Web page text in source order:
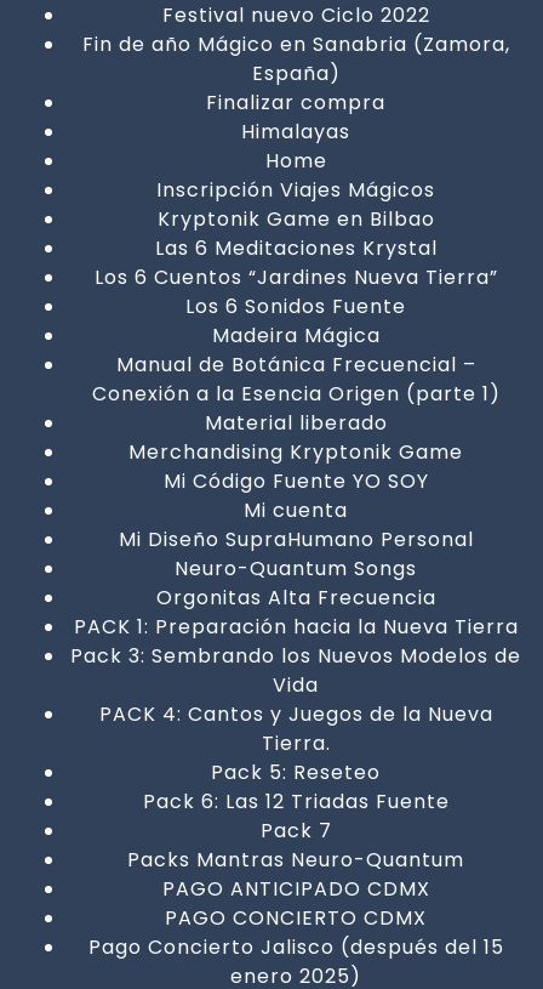
Festival nuevo Ciclo 2022
Fin de año Mágico en Sanabria (Zamora,
España)
Finalizar compra
Himalayas
Home
Inscripción Viajes Mágicos
Kryptonik Game en Bilbao
Las 6 Meditaciones Krystal
Los 6 Cuentos “Jardines Nueva Tierra”
Los 6 Sonidos Fuente
Madeira Mágica
Manual de Botánica Frecuencial –
Conexión a la Esencia Origen (parte 1)
Material liberado
Merchandising Kryptonik Game
Mi Código Fuente YO SOY
Mi cuenta
Mi Diseño SupraHumano Personal
Neuro-Quantum Songs
Orgonitas Alta Frecuencia
PACK 1: Preparación hacia la Nueva Tierra
Pack 3: Sembrando los Nuevos Modelos de
Vida
PACK 4: Cantos y Juegos de la Nueva
Tierra.
Pack 5: Reseteo
Pack 6: Las 12 Triadas Fuente
Pack 7
Packs Mantras Neuro-Quantum
PAGO ANTICIPADO CDMX
PAGO CONCIERTO CDMX
Pago Concierto Jalisco (después del 15
enero 2025)